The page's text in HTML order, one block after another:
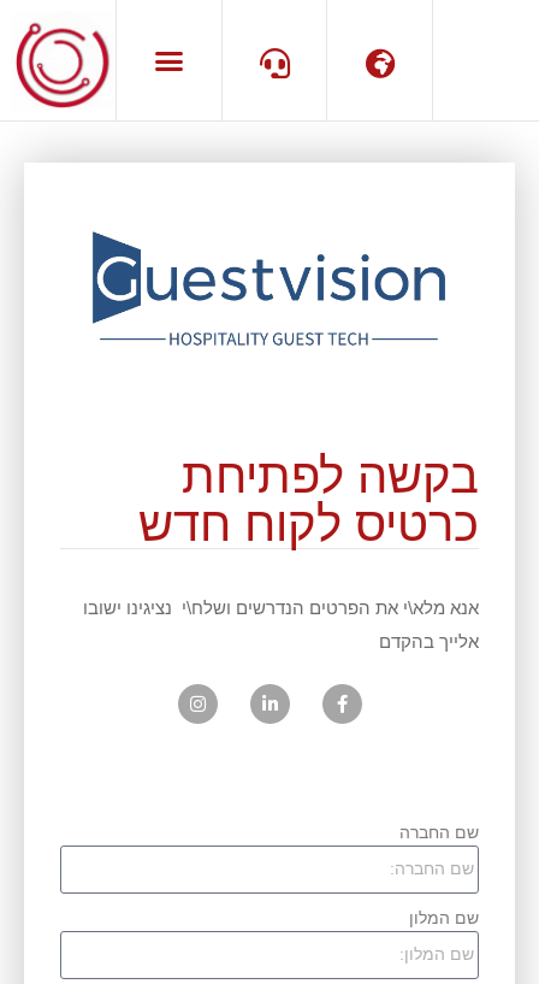
בקשה לפתיחת
כרטיס לקוח חדש
אנא מלא\י את הפרטים הנדרשים ושלח\י נציגינו ישובו
אלייך בהקדם
שם החברה
שם המלון